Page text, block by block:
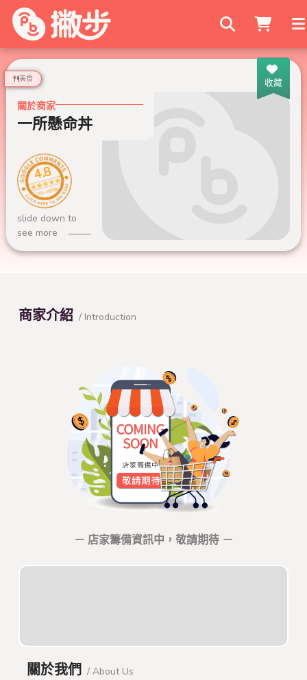
搜尋商家
收藏
美食
關於商家
一所懸命丼
4.8
999+ 則評論
slide down to
see more
商家介紹 / Introduction
－ 店家籌備資訊中，敬請期待 －
關於我們 / About Us